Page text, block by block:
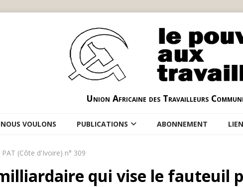
Union Africaine des Travailleurs
VOULONS PUBLICATIONS ABONNEMENT
PAT (Côte d'Ivoire) n° 309
qui vise le fauteuil